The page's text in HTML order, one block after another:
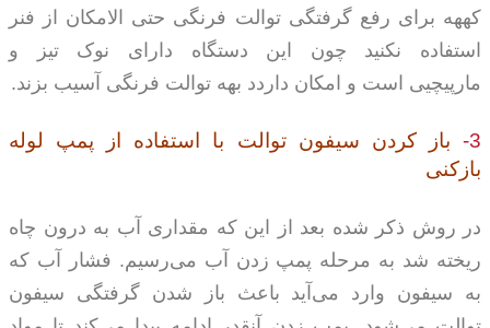
کههه برای رفع گرفتگی توالت فرنگی حتی الامکان از فنر
استفاده نکنید چون این دستگاه دارای نوک تیز و
مارپیچیی است و امکان داردد بهه توالت فرنگی آسیب بزند.
3-
باز کردن سیفون توالت با استفاده از پمپ لوله
بازکنی
در روش ذکر شده بعد از این که مقداری آب به درون چاه
ریخته شد به مرحله پمپ زدن آب می‌رسیم. فشار آب که
به سیفون وارد می‌آید باعث باز شدن گرفتگی سیفون